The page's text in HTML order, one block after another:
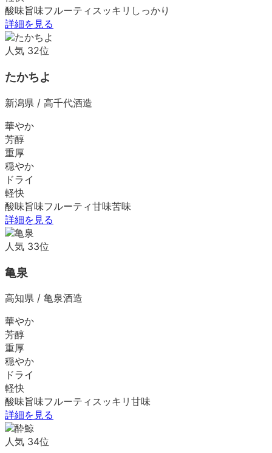
酸味旨味フルーティ スッキリ しっかり
詳細を見る
人気 32位
たかちよ
新潟県 / 高千代酒造
華やか
芳醇
重厚
穏やか
ドライ
軽快
酸味旨味フルーティ甘味苦味
詳細を見る
人気 33位
亀泉
高知県 / 亀泉酒造
華やか
芳醇
重厚
穏やか
ドライ
軽快
酸味旨味フルーティ スッキリ 甘味
詳細を見る
人気 34位